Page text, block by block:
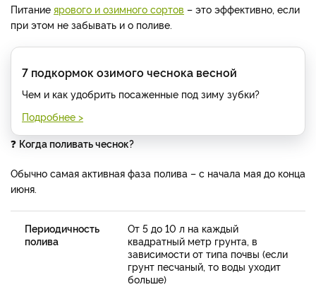
Питание ярового и озимного сортов – это эффективно, если
при этом не забывать и о поливе.
7 подкормок озимого чеснока весной
Чем и как удобрить посаженные под зиму зубки?
Подробнее >
❓ Когда поливать чеснок?
Обычно самая активная фаза полива – с начала мая до конца
июня.
Периодичность
полива
От 5 до 10 л на каждый
квадратный метр грунта, в
зависимости от типа почвы (если
грунт песчаный, то воды уходит
больше)